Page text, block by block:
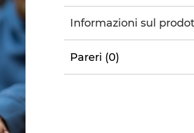
Informazioni sul
Pareri (0)